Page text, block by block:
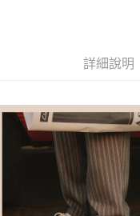
玉山商業銀行
台新國際商業銀行
１．簡單：不需註冊會員
【「AFTEE先享後付」結帳
１．於結帳方式選擇「
結帳頁面，進行簡訊認證並
２．訂單成立數日內，您將
３．收到繳費通知簡訊後
ATM／網路銀行／等多元
※ 請注意：結帳手續完成
每筆NT$80，滿
付款後萊爾富取貨
每筆NT$80，滿
付款後7-11取貨
詳細說明